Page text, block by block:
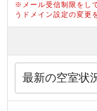
※メール受信制限をし
うドメイン設定の変更